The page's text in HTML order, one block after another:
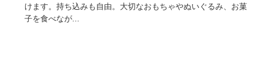
けます。持ち込みも自由。大切なおもちゃやぬいぐるみ、お菓
子を食べなが...